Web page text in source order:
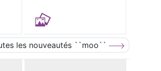
les nouveautés ``moo``